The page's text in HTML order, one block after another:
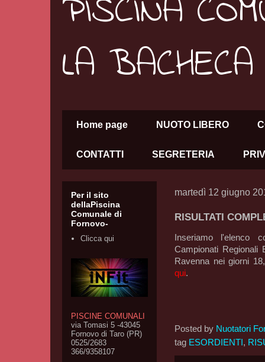
PISCINA
LA BACHECA
Home page NUOTO LIBERO
CONTATTI SEGRETERIA
martedì 12 giugno
RISULTATI
Inseriamo l'elenco
Campionati
Ravenna nei giorni
qui.
Posted by Nuotatori
tag ESORDIENTI,
Per il sito
dellaPiscina
Comunale di
Fornovo-
Clicca qui
PISCINE COMUNALI
via Tomasi 5 -43045
Fornovo di Taro (PR)
0525/2683
366/9358107